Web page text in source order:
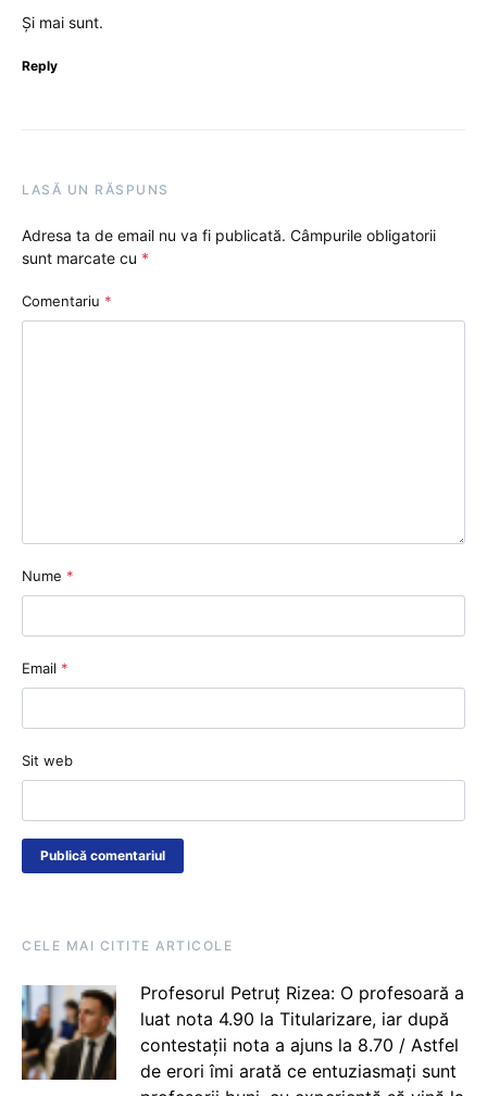
Și mai sunt.
Reply
LASĂ UN RĂSPUNS
Adresa ta de email nu va fi publicată. Câmpurile obligatorii
sunt marcate cu *
Comentariu *
Nume *
Email *
Sit web
CELE MAI CITITE ARTICOLE
Profesorul Petruț Rizea: O profesoară a
luat nota 4.90 la Titularizare, iar după
contestații nota a ajuns la 8.70 / Astfel
de erori îmi arată ce entuziasmați sunt